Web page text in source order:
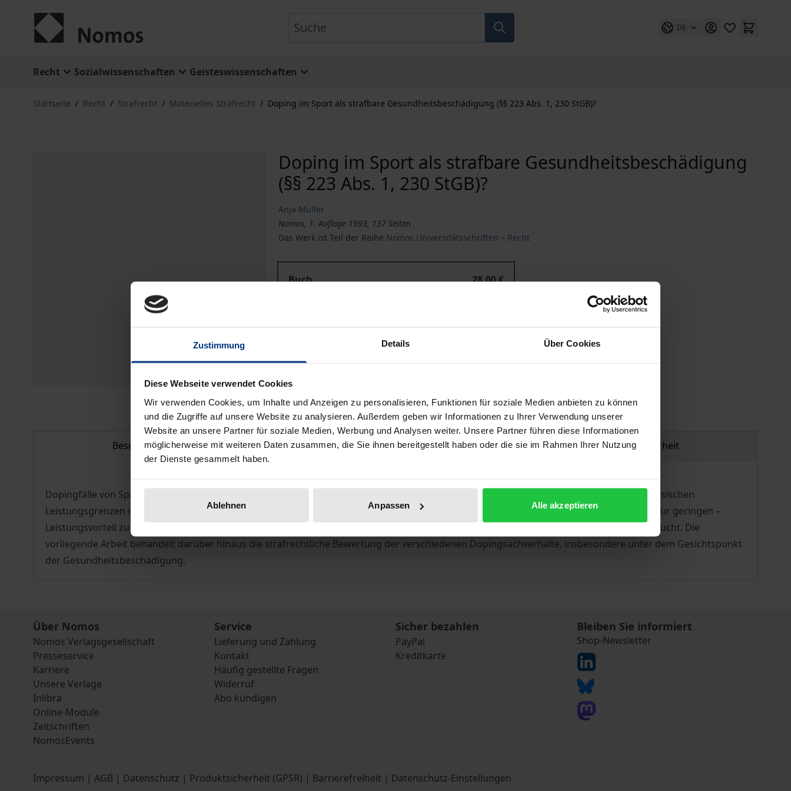
Zustimmung Details Über Cookies
Diese Webseite verwendet Cookies
Wir verwenden Cookies, um Inhalte und Anzeigen zu personalisieren, Funktionen für soziale Medien anbieten zu können
und die Zugriffe auf unsere Website zu analysieren. Außerdem geben wir Informationen zu Ihrer Verwendung unserer
Website an unsere Partner für soziale Medien, Werbung und Analysen weiter. Unsere Partner führen diese Informationen
möglicherweise mit weiteren Daten zusammen, die Sie ihnen bereitgestellt haben oder die sie im Rahmen Ihrer Nutzung
der Dienste gesammelt haben.
Ablehnen Anpassen Alle akzeptieren
DE
Recht Sozialwissenschaften Geisteswissenschaften
Startseite / Recht / Strafrecht / Materielles Strafrecht / Doping im Sport als strafbare Gesundheitsbeschädigung (§§ 223 Abs. 1, 230 StGB)?
Doping im Sport als strafbare Gesundheitsbeschädigung
(§§ 223 Abs. 1, 230 StGB)?
Anja Müller
Nomos, 1. Auflage 1993, 137 Seiten
Das Werk ist Teil der Reihe Nomos Universitätsschriften – Recht
Buch
28,00 €
In den Warenkorb
Hinweise zu Versandkosten
Beschreibung Bibliografische Angaben Produktsicherheit
Dopingfälle von Spitzensportlern wie Ben Johnson oder Katrin Krabbe haben weltweit Aufsehen erregt. Je mehr sich die Sportler ihren physischen
Leistungsgrenzen nähern, desto größer ist die Versuchung der Athleten, sich durch die Einnahme von Dopingmitteln einen – wenn auch nur geringen –
Leistungsvorteil zu verschaffen. Bisher wurde die Dopingproblematik vor allem unter medizinischen und sport-ethischen Aspekten untersucht. Die
vorliegende Arbeit behandelt darüber hinaus die strafrechtliche Bewertung der verschiedenen Dopingsachverhalte, insbesondere unter dem Gesichtspunkt
der Gesundheitsbeschädigung.
Über Nomos
Nomos Verlagsgesellschaft
Presseservice
Karriere
Unsere Verlage
Inlibra
Online-Module
Zeitschriften
NomosEvents
Service
Lieferung und Zahlung
Kontakt
Häufig gestellte Fragen
Widerruf
Abo kündigen
Sicher bezahlen
PayPal
Kreditkarte
Bleiben Sie informiert
Shop-Newsletter
Impressum | AGB | Datenschutz | Produktsicherheit (GPSR) | Barrierefreiheit | Datenschutz-Einstellungen